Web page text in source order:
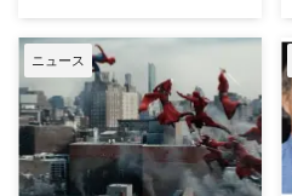
した新作ドラマシリーズの開発を
進めている。米Varietyが報じ
た。 『オザークへようこそ』ジ
ェイソン・ベイトマンも関与
Netflixは、今年3月のMLB開幕戦
をライヴ配信したのを皮切りに、
7月のホームランダービーもリリ
ニュース